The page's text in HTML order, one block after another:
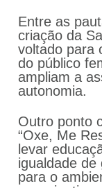
Entre as
criação da
voltado para
do público
ampliam a
autonomia.
Outro ponto
“Oxe, Me
levar
igualdade
para o